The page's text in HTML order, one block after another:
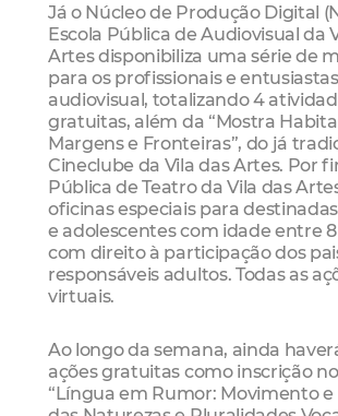
Já o Núcleo de Produção Digital
Escola Pública de Audiovisual da
Artes disponibiliza uma série de
para os profissionais e
audiovisual, totalizando 4
gratuitas, além da “Mostra
Margens e Fronteiras”, do já
Cineclube da Vila das Artes. Por
Pública de Teatro da Vila das
oficinas especiais para
e adolescentes com idade entre 8
com direito à participação dos
responsáveis adultos. Todas as
virtuais.
Ao longo da semana, ainda
ações gratuitas como inscrição
“Língua em Rumor: Movimento e